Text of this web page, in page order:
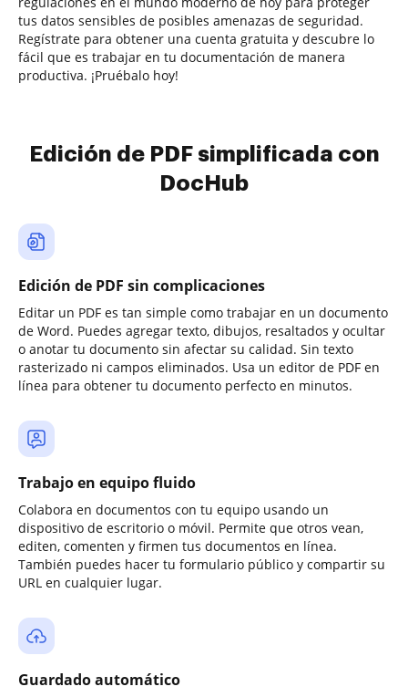
tus datos sensibles de posibles amenazas de seguridad.
Regístrate para obtener una cuenta gratuita y descubre lo
fácil que es trabajar en tu documentación de manera
productiva. ¡Pruébalo hoy!
Edición de PDF simplificada con
DocHub
Edición de PDF sin complicaciones
Editar un PDF es tan simple como trabajar en un documento
de Word. Puedes agregar texto, dibujos, resaltados y ocultar
o anotar tu documento sin afectar su calidad. Sin texto
rasterizado ni campos eliminados. Usa un editor de PDF en
línea para obtener tu documento perfecto en minutos.
Trabajo en equipo fluido
Colabora en documentos con tu equipo usando un
dispositivo de escritorio o móvil. Permite que otros vean,
editen, comenten y firmen tus documentos en línea.
También puedes hacer tu formulario público y compartir su
URL en cualquier lugar.
Guardado automático